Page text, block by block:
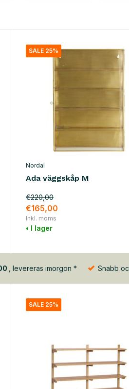
SALE 25%
Nordal
Ada väggskåp M
€220,00
€165,00
Inkl. moms
• I lager
, levereras imorgon * Snabb
SALE 25%